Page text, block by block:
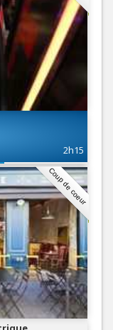
2h15
Coup de coeur